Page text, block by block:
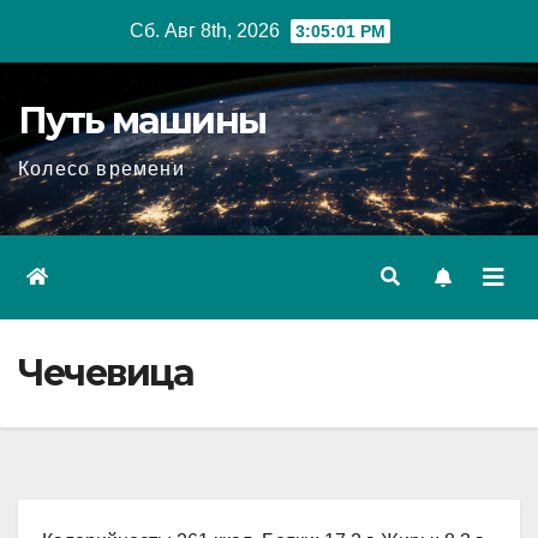
Сб. Авг 8th, 2026 3:05:02 PM
Путь машины
Колесо времени
Чечевица